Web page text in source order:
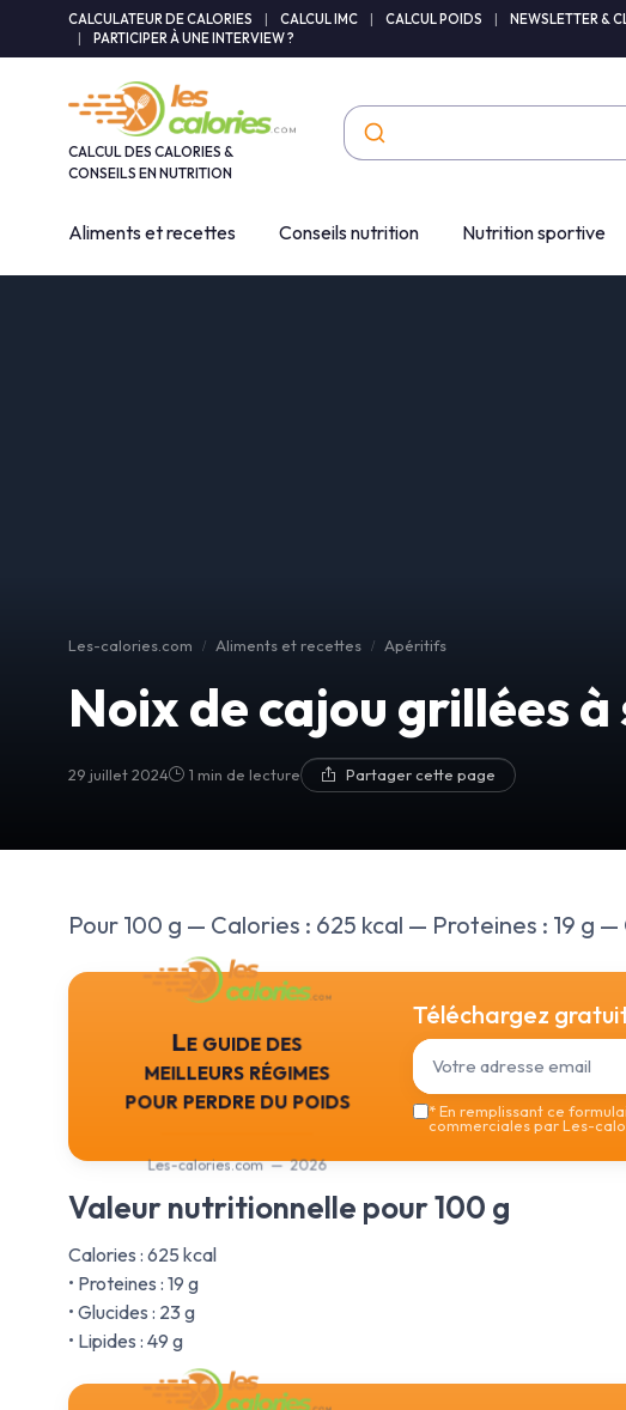
CALCULATEUR DE CALORIES CALCUL IMC CALCUL POIDS NEWSLETTER &
PARTICIPER À UNE INTERVIEW ?
CALCUL DES CALORIES &
CONSEILS EN NUTRITION
Aliments et recettes Conseils nutrition Nutrition sportive
Les-calories.com Aliments et recettes Apéritifs
Noix de cajou grillées
29 juillet 2024 1 min de lecture Partager cette page
Pour 100 g — Calories : 625 kcal — Proteines : 19 g
Le guide des
meilleurs régimes
pour perdre du poids
Les-calories.com — 2026
Téléchargez
*En remplissant ce
commerciales par Les-
Valeur nutritionnelle pour 100 g
Calories : 625 kcal
• Proteines : 19 g
• Glucides : 23 g
• Lipides : 49 g
Panneau de gestion des cookies